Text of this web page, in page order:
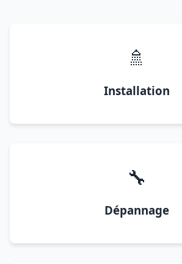
🚿
Installation
🔧
Dépannage